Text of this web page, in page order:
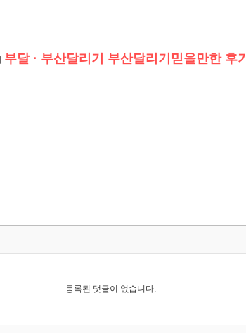
부달 · 부산달리기 부산달리기믿을만한 후기
등록된 댓글이 없습니다.